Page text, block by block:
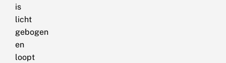
is
licht
gebogen
en
loopt